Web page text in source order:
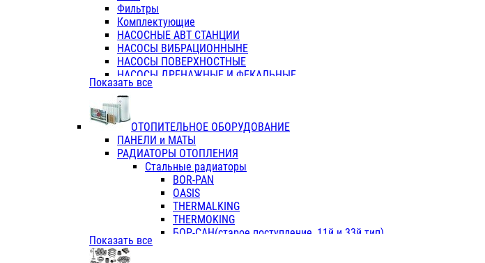
КОЛЬЦА РЕЗИНОВЫЕ
ТРУБЫ НАПОРНЫЕ
ТРУБЫ ГОФРИРОВАННЫЕ ДВУХСЛ.
ТРУБЫ ПОЛИЭТИЛЕНОВЫЕ
Фильтры
Комплектующие
НАСОСНЫЕ АВТ СТАНЦИИ
НАСОСЫ ВИБРАЦИОННЫНЕ
НАСОСЫ ПОВЕРХНОСТНЫЕ
НАСОСЫ ДРЕНАЖНЫЕ И ФЕКАЛЬНЫЕ
НАСОСЫ ПОВЫСИТ и ЦИРКУЛЯЦИОННЫЕ
НАСОСЫ СКВАЖИННЫЕ
Показать все
ОТОПИТЕЛЬНОЕ ОБОРУДОВАНИЕ
ПАНЕЛИ и МАТЫ
РАДИАТОРЫ ОТОПЛЕНИЯ
Стальные радиаторы
BOR-PAN
OASIS
THERMALKING
THERMOKING
БОР-САН(старое поступление, 11й и 33й тип)
Показать все